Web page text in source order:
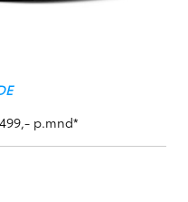
p.mnd*